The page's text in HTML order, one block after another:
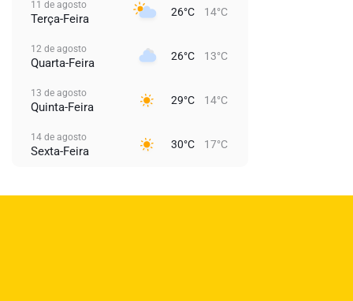
11 de agosto
Terça-Feira 26°C 14°C
12 de agosto
Quarta-Feira 26°C 13°C
13 de agosto
Quinta-Feira 29°C 14°C
14 de agosto
Sexta-Feira 30°C 17°C